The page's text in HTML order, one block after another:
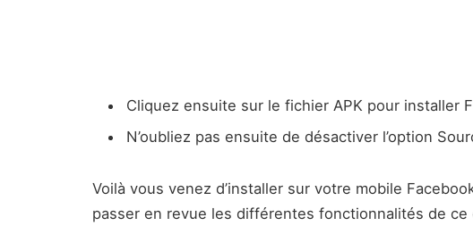
Cliquez ensuite sur le fichier APK pour installer
N’oubliez pas ensuite de désactiver l’option
Voilà vous venez d’installer sur votre mobile
passer en revue les différentes fonctionnalités de ce